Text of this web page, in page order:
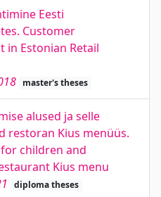
Eesti
Customer
in Estonian Retail
master's theses
alused ja selle
restoran Kius menüüs.
children and
Kius menu
diploma theses